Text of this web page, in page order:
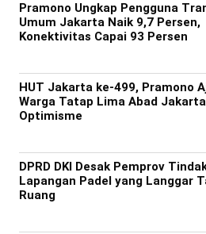
Pramono Ungkap Pengguna
Umum Jakarta Naik 9,7 Persen,
Konektivitas Capai 93 Persen
HUT Jakarta ke-499, Pramono
Warga Tatap Lima Abad
Optimisme
DPRD DKI Desak Pemprov
Lapangan Padel yang Langgar
Ruang